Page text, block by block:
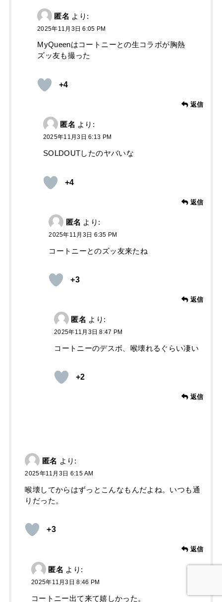
匿名 より:
2025年11月3日 6:05 PM
MyQueenはコートニーとの生コラボが胸熱
ズッ友も撮った
+4
返信
匿名 より:
2025年11月3日 6:13 PM
SOLDOUTしたのヤバいな
+4
返信
匿名 より:
2025年11月3日 6:35 PM
コートニーとのズッ友来たね
+3
返信
匿名 より:
2025年11月3日 8:47 PM
コートニーのデスボ、喉壊れるぐらい凄い
+2
返信
匿名 より:
2025年11月3日 6:15 AM
喉壊してからはずっとこんなもんだよね。いつも通
りだった。
+3
返信
匿名 より:
2025年11月3日 8:46 PM
コートニー出て来て嬉しかった。